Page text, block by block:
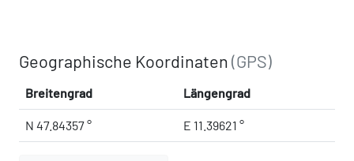
Geographische Koordinaten(GPS)
Breitengrad Längengrad
N 47.84357 ° E 11.39621 °